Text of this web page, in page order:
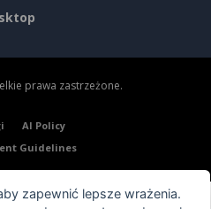
prawa zastrzeżone.
AI Policy
Guidelines
zapewnić lepsze wrażenia.